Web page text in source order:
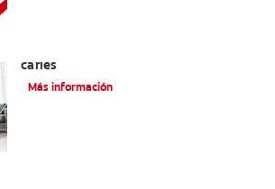
caries
Más información